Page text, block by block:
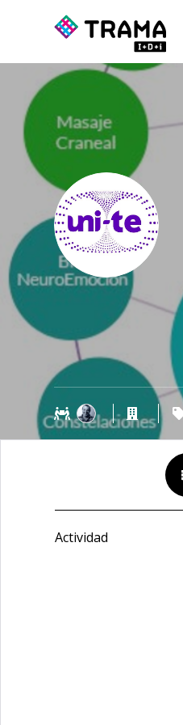
Actividad